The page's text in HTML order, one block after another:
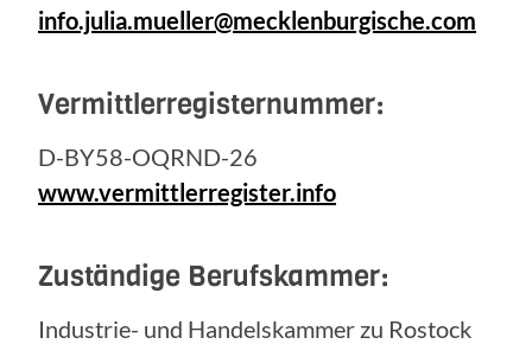
info.julia.mueller@mecklenburgische.com
Vermittlerregisternummer:
D-BY58-OQRND-26
www.vermittlerregister.info
Zuständige Berufskammer:
Industrie- und Handelskammer zu Rostock